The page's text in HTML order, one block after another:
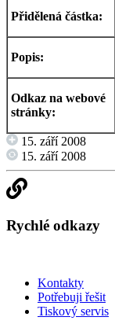
Přidělená částka:
Popis:
Odkaz na webové
stránky:
15. září 2008
15. září 2008
Rychlé odkazy
Kontakty
Potřebuji řešit
Tiskový servis